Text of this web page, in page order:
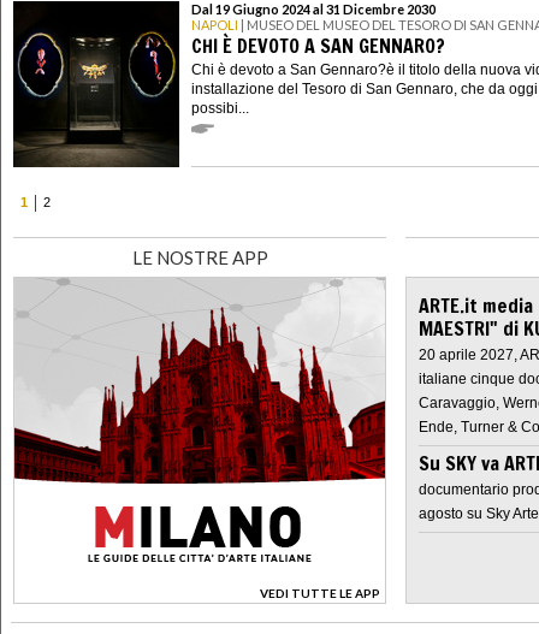
Dal 19 Giugno 2024 al 31 Dicembre 2030
NAPOLI | MUSEO DEL MUSEO DEL TESORO DI SAN
CHI È DEVOTO A SAN GENNARO?
Chi è devoto a San Gennaro?è il titolo della nuova
installazione del Tesoro di San Gennaro, che da
possibi...
1 2
LE NOSTRE APP
VEDI TUTTE LE APP
>
ARTE.it
MAESTRI" di
20 aprile 2027,
italiane cinque
Caravaggio,
Ende, Turner &
Su SKY va
documentario
agosto su Sky Arte